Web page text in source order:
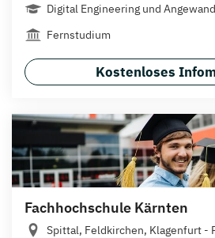
Digital Engineering und
Fernstudium
Kostenloses
Fachhochschule Kärnten
Spittal, Feldkirchen, Klagenfurt -